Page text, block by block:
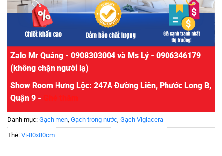
Zalo Mr Quảng - 0908303004 và Ms Lý - 0906346179
(không chặn người lạ)
Show Room Hưng Lộc: 247A Đường Liên, Phước Long B,
Quận 9 -
Danh mục: Gạch men, Gạch trong nước, Gạch Viglacera
Thẻ: Vi-80x80cm